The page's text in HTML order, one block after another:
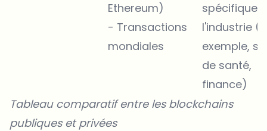
Ethereum)
- Transactions
mondiales
spécifiques
l'industrie
exemple,
de santé,
finance)
Tableau comparatif entre les blockchains
publiques et privées